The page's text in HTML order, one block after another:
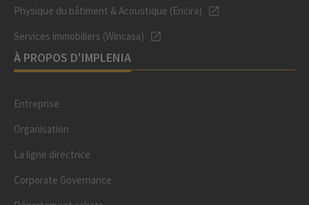
Physique du bâtiment & Acoustique (Encira)
Services immobiliers (Wincasa)
À PROPOS D'IMPLENIA
Entreprise
Organisation
La ligne directrice
Corporate Governance